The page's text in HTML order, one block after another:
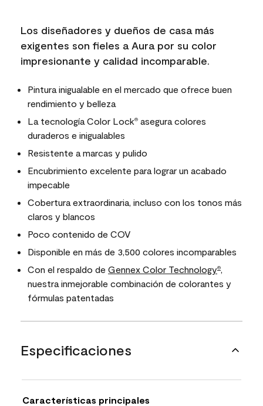
Los diseñadores y dueños de casa más
exigentes son fieles a Aura por su color
impresionante y calidad incomparable.
Pintura inigualable en el mercado que ofrece buen
rendimiento y belleza
La tecnología Color Lock® asegura colores
duraderos e inigualables
Resistente a marcas y pulido
Encubrimiento excelente para lograr un acabado
impecable
Cobertura extraordinaria, incluso con los tonos más
claros y blancos
Poco contenido de COV
Disponible en más de 3,500 colores incomparables
Con el respaldo de Gennex Color Technology®,
nuestra inmejorable combinación de colorantes y
fórmulas patentadas
Especificaciones
Características principales